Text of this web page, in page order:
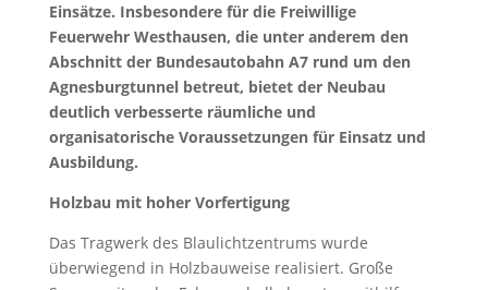
Einsätze. Insbesondere für die Freiwillige
Feuerwehr Westhausen, die unter anderem den
Abschnitt der Bundesautobahn A7 rund um den
Agnesburgtunnel betreut, bietet der Neubau
deutlich verbesserte räumliche und
organisatorische Voraussetzungen für Einsatz und
Ausbildung.
Holzbau mit hoher Vorfertigung
Das Tragwerk des Blaulichtzentrums wurde
überwiegend in Holzbauweise realisiert. Große